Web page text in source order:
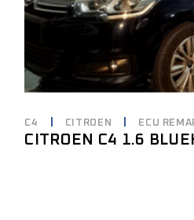
C4 CITROEN ECU
CITROEN C4 1.6